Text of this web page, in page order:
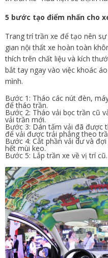
5 bước tạo điểm nhấn cho
Trang trí trần xe để tạo nên
gian nội thất xe hoàn toàn
thích trên chất liệu và kích
bắt tay ngay vào việc khoác
mình.
Bước 1: Tháo các nút đèn,
để tháo trần.
Bước 2: Tháo vải bọc trần cũ
vải trần mới.
Bước 3: Dán tấm vải đã được
để vải được trải phẳng theo
Bước 4: Cắt phần vải dư và
hết mùi keo.
Bước 5: Lắp trần xe về vị trí cũ.